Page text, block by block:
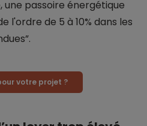
passoire énergétique
l'ordre de 5 à 10% dans les
votre projet ?